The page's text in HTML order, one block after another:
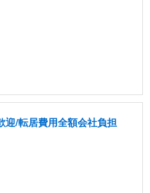
迎/転居費用全額会社負担